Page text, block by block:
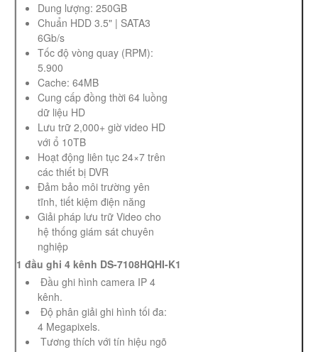
Dung lượng: 250GB
Chuẩn HDD 3.5" | SATA3
6Gb/s
Tốc độ vòng quay (RPM):
5.900
Cache: 64MB
Cung cấp đồng thời 64 luồng
dữ liệu HD
Lưu trữ 2,000+ giờ video HD
với ổ 10TB
Hoạt động liên tục 24×7 trên
các thiết bị DVR
Đảm bảo môi trường yên
tĩnh, tiết kiệm điện năng
Giải pháp lưu trữ Video cho
hệ thống giám sát chuyên
nghiệp
1 đầu ghi 4 kênh DS-7108HQHI-K1
Đầu ghi hình camera IP 4
kênh.
Độ phân giải ghi hình tối đa:
4 Megapixels.
Tương thích với tín hiệu ngõ